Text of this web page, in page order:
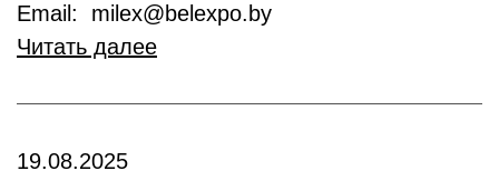
Email: milex@belexpo.by
Читать далее
19.08.2025